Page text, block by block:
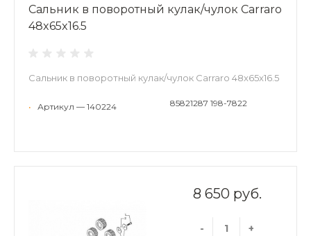
Сальник в поворотный кулак/чулок Carraro
48x65x16.5
Сальник в поворотный кулак/чулок Carraro 48x65x16.5
• Артикул — 140224 85821287 198-7822
8 650 руб.
- +